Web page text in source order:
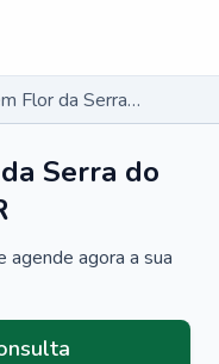
Psiquiatra em Flor da Serra do Sul - PR
Serra do
agora a sua